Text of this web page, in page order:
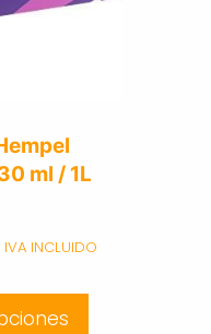
ml / 1L
IVA INCLUIDO